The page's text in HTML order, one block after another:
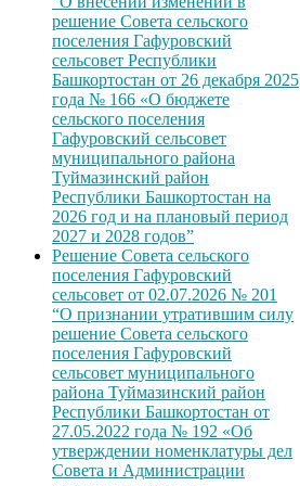
решение Совета сельского
поселения Гафуровский
сельсовет Республики
Башкортостан от 26 декабря 2025
года № 166 «О бюджете
сельского поселения
Гафуровский сельсовет
муниципального района
Туймазинский район
Республики Башкортостан на
2026 год и на плановый период
2027 и 2028 годов”
Решение Совета сельского
поселения Гафуровский
сельсовет от 02.07.2026 № 201
“О признании утратившим силу
решение Совета сельского
поселения Гафуровский
сельсовет муниципального
района Туймазинский район
Республики Башкортостан от
27.05.2022 года № 192 «Об
утверждении номенклатуры дел
Совета и Администрации